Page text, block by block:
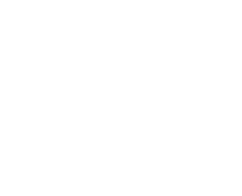
御調光方式電源からお選びいた